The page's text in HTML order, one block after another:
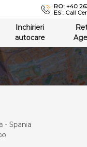
RO: +40
ES : Call
Inchirieri
autocare
- Spania